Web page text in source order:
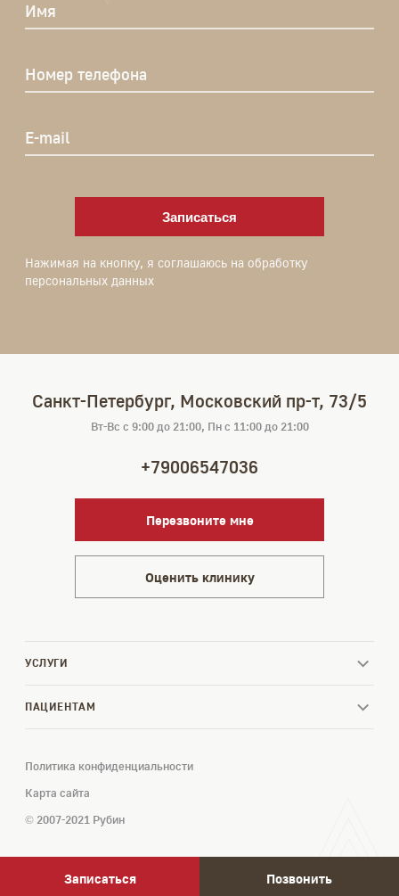
Имя
Номер телефона
E-mail
Записаться
Нажимая на кнопку, я соглашаюсь на обработку
персональных данных
Санкт-Петербург, Московский пр-т, 73/5
Вт-Вс с 9:00 до 21:00, Пн с 11:00 до 21:00
+79006547036
Перезвоните мне
Оценить клинику
УСЛУГИ
ПАЦИЕНТАМ
Политика конфиденциальности
Карта сайта
© 2007-2021 Рубин
Записаться Позвонить